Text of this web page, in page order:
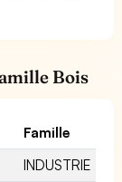
Bois
Famille
INDUSTRIE